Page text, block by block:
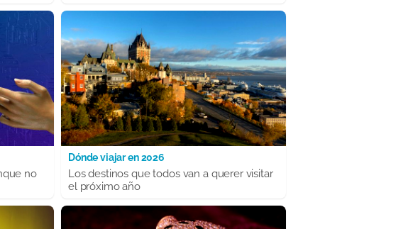
no
Dónde viajar en 2026
Los destinos que todos van a querer visitar
el próximo año